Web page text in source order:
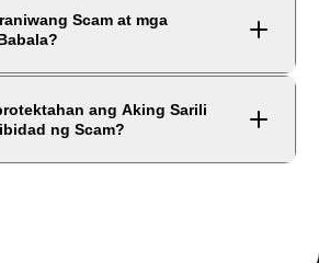
Scam at mga
ang Aking Sarili
ng Scam?